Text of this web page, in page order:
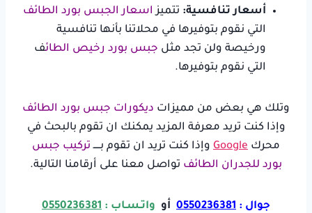
أسعار تنافسية: تتميزاسعار الجبس بورد الطائف
التي نقوم بتوفيرها في محلاتنا بأنها تنافسية
ورخيصة ولن تجد مثل جبس بورد رخيص الطائف
التي نقوم بتوفيرها.
وتلك هي بعض من مميزات ديكورات جبس بورد الطائف
وإذا كنت تريد معرفة المزيد يمكنك ان تقوم بالبحث في
محرك Google وإذا كنت تريد ان تقوم بـــــ تركيب جبس
بورد للجدران الطائف تواصل معنا على أرقامنا التالية.
جوال : 0550236381 أو واتـسـاب : 0550236381